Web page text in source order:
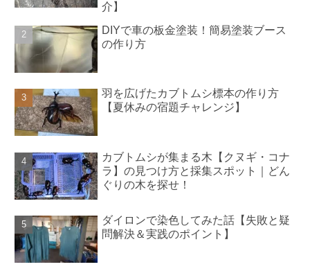
介】
DIYで車の板金塗装！簡易塗装ブース
の作り方
羽を広げたカブトムシ標本の作り方
【夏休みの宿題チャレンジ】
カブトムシが集まる木【クヌギ・コナ
ラ】の見つけ方と採集スポット｜どん
ぐりの木を探せ！
ダイロンで染色してみた話【失敗と疑
問解決＆実践のポイント】